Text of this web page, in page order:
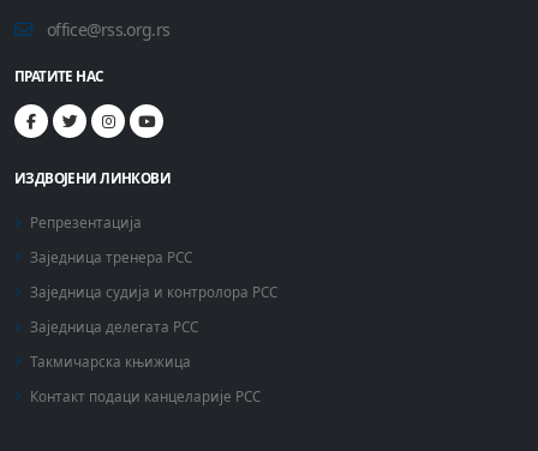
office@rss.org.rs
ПРАТИТЕ НАС
ИЗДВОЈЕНИ ЛИНКОВИ
Репрезентација
Заједница тренера РСС
Заједница судија и контролора РСС
Заједница делегата РСС
Такмичарска књижица
Контакт подаци канцеларије РСС